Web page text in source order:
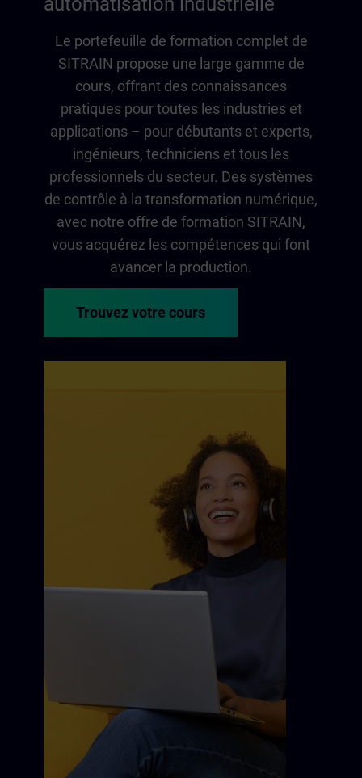
Le portefeuille de formation complet de
SITRAIN propose une large gamme de
cours, offrant des connaissances
pratiques pour toutes les industries et
applications – pour débutants et experts,
ingénieurs, techniciens et tous les
professionnels du secteur. Des systèmes
de contrôle à la transformation numérique,
avec notre offre de formation SITRAIN,
vous acquérez les compétences qui font
avancer la production.
Trouvez votre cours